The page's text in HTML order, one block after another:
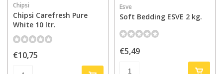
Chipsi
Chipsi Carefresh Pure
White 10 ltr.
€10,75
Esve
Soft Bedding ESVE 2 kg.
€5,49